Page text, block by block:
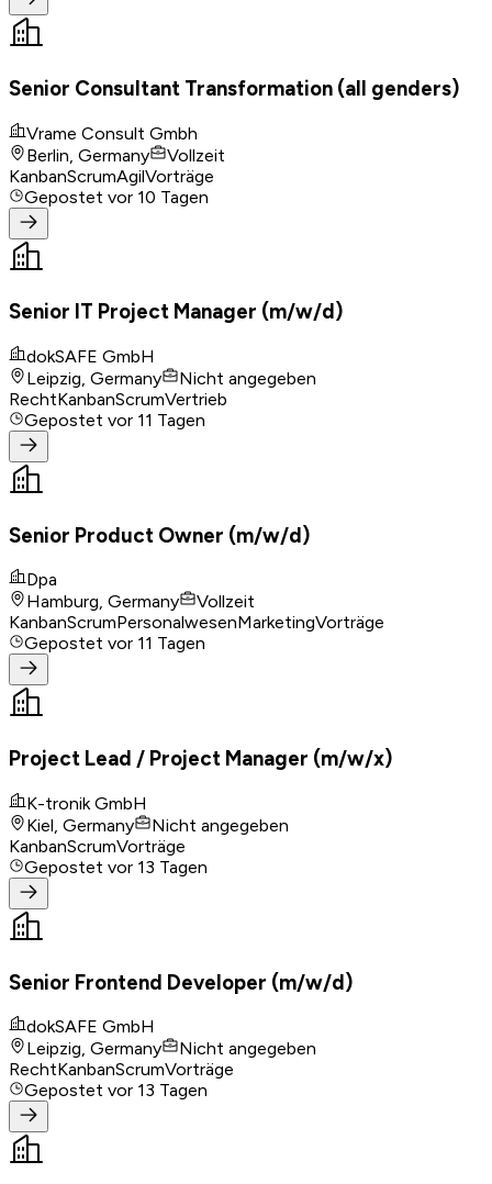
Senior Consultant Transformation (all genders)
Vrame Consult Gmbh
Berlin, Germany
Vollzeit
KanbanScrumAgilVorträge
Gepostet vor 10 Tagen
Senior IT Project Manager (m/w/d)
dokSAFE GmbH
Leipzig, Germany
Nicht angegeben
RechtKanbanScrumVertrieb
Gepostet vor 11 Tagen
Senior Product Owner (m/w/d)
Dpa
Hamburg, Germany
Vollzeit
KanbanScrumPersonalwesenMarketingVorträge
Gepostet vor 11 Tagen
Project Lead / Project Manager (m/w/x)
K-tronik GmbH
Kiel, Germany
Nicht angegeben
KanbanScrumVorträge
Gepostet vor 13 Tagen
Senior Frontend Developer (m/w/d)
dokSAFE GmbH
Leipzig, Germany
Nicht angegeben
RechtKanbanScrumVorträge
Gepostet vor 13 Tagen